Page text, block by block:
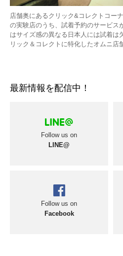
店舗奥にあるクリック&コレクトコー
の実験店のうち、試着予約のサービス
はサイズ感の異なる日本人には試着は
リック＆コレクトに特化したオムニ店
最新情報を配信中！
Follow us on
LINE@
Follow us on
Facebook